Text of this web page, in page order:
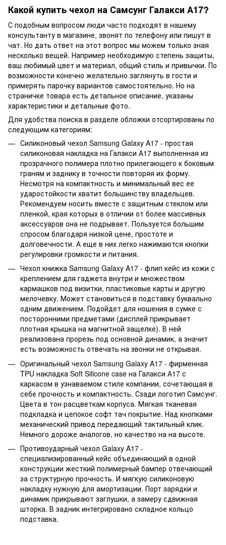
Какой купить чехол на Самсунг Галакси А17?
С подобным вопросом люди часто подходят в нашему
консультанту в магазине, звонят по телефону или пишут в
чат. Но дать ответ на этот вопрос мы можем только зная
несколько вещей. Например необходимую степень защиты,
ваш любимый цвет и материал, общий стиль и привычки. По
возможности конечно желательно заглянуть в гости и
примерять парочку вариантов самостоятельно. Но на
страничке товара есть детальное описание, указаны
характеристики и детальные фото.
Для удобства поиска в разделе обложки отсортированы по
следующим категориям:
Силиконовый чехол Samsung Galaxy A17 - простая
силиконовая накладка на Галакси А17 выполненная из
прозрачного полимера плотно прилегающего к боковым
граням и заднику в точности повторяя их форму.
Несмотря на компактность и минимальный вес ее
ударостойкости хватит большинству владельцев.
Рекомендуем носить вместе с защитным стеклом или
пленкой, края которых в отличии от более массивных
аксессуаров она не подрывает. Пользуется большим
спросом благодаря низкой цене, простоте и
долговечности. А еще в них легко нажимаются кнопки
регулировки громкости и питания.
Чехол книжка Samsung Galaxy A17 - флип кейс из кожи с
креплением для гаджета внутри и множеством
кармашков под визитки, пластиковые карты и другую
мелочевку. Может становиться в подставку буквально
одним движением. Подойдет для ношения в сумке с
посторонними предметами (дисплей прикрывает
плотная крышка на магнитной защелке). В ней
реализована прорезь под основной динамик, а значит
есть возможность отвечать на звонки не открывая.
Оригинальный чехол Samsung Galaxy A17 - фирменная
TPU накладка Soft Silicone case на Галакси А17 с
каркасом в узнаваемом стиле компании, сочетающая в
себе прочность и компактность. Сзади логотип Самсунг.
Цвета в тон расцветкам корпуса. Мягкая тканевая
подкладка и цепокое софт тач покрытие. Над кнопками
механический привод передающий тактильный клик.
Немного дороже аналогов, но качество на на высоте.
Противоударный чехол Galaxy A17 -
специализированный кейс объединяющий в одной
конструкции жесткий полимерный бампер отвечающий
за структурную прочность. И мягкую силиконовую
накладку нужную для амортизации. Порт зарядки и
динамик прикрывают заглушки, а замеру сдвижная
шторка. В задник интегрировано складное кольцо
подставка.